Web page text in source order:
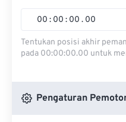
00 : 00 : 00 . 00
Tentukan posisi akhir
pada 00:00:00.00 untuk
Pengaturan